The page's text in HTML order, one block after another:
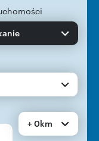
+ 0km